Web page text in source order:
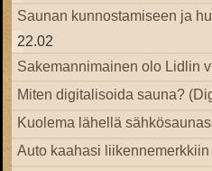
Saunan kunnostamiseen ja
22.02
Sakemannimainen olo Lidlin
Miten digitalisoida sauna?
Kuolema lähellä
Auto kaahasi liikennemerkkiin